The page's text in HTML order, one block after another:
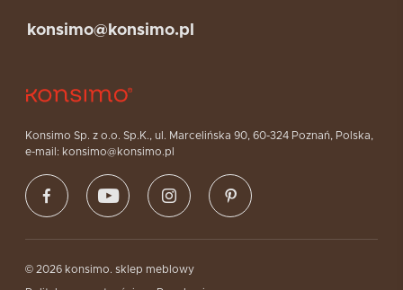
Konsimo Sp. z o.o. Sp.K., ul. Marcelińska 90, 60-324 Poznań, Polska,
e-mail: konsimo@konsimo.pl
konsimo@konsimo.pl
© 2026 konsimo. sklep meblowy